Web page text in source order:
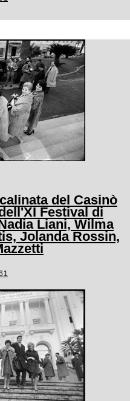
del Casinò
Festival di
Liani, Wilma
Jolanda Rossin,